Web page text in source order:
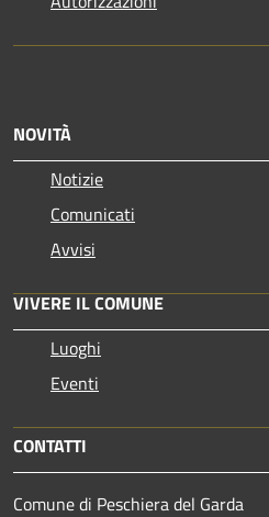
NOVITÀ
Notizie
Comunicati
Avvisi
VIVERE IL COMUNE
Luoghi
Eventi
CONTATTI
Comune di Peschiera del Garda